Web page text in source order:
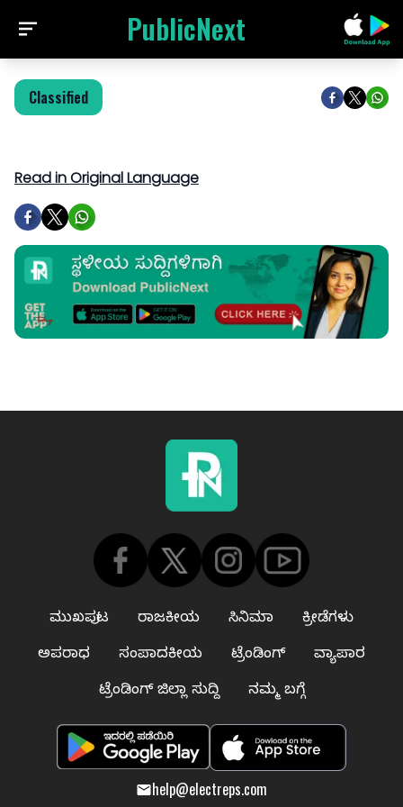
PublicNext
Classified
Read in Original Language
ಮುಖಪುಟ ರಾಜಕೀಯ ಸಿನಿಮಾ
ಕ್ರೀಡೆಗಳು
ಅಪರಾಧ
ಸಂಪಾದಕೀಯ ಟ್ರೆಂಡಿಂಗ್
ವ್ಯಾಪಾರ
ಟ್ರೆಂಡಿಂಗ್ ಜಿಲ್ಲಾ ಸುದ್ದಿ
ನಮ್ಮ ಬಗ್ಗೆ
help@electreps.com